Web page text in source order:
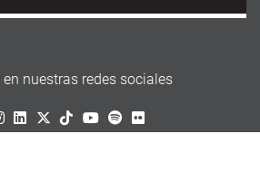
nuestras redes sociales